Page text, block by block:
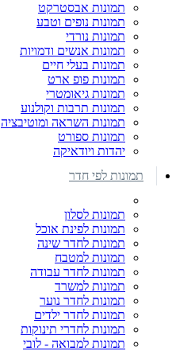
תמונות אבסטרקט
תמונות נופים וטבע
תמונות נורדי
תמונות אנשים ודמויות
תמונות בעלי חיים
תמונות פופ ארט
תמונות גיאומטרי
תמונות תרבות וקולנוע
תמונות השראה ומוטיבציה
תמונות ספורט
יהדות ויודאיקה
תמונות לפי חדר
תמונות לסלון
תמונות לפינת אוכל
תמונות לחדר שינה
תמונות למטבח
תמונות לחדר עבודה
תמונות למשרד
תמונות לחדר נוער
תמונות לחדר ילדים
תמונות לחדרי תינוקות
תמונות למבואה - לובי